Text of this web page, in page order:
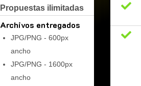
Propuestas ilimitadas
Archivos entregados
JPG/PNG - 600px
ancho
JPG/PNG - 1600px
ancho

